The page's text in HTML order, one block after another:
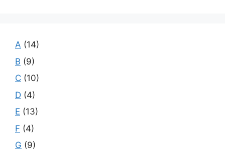
A (14)
B (9)
C (10)
D (4)
E (13)
F (4)
G (9)